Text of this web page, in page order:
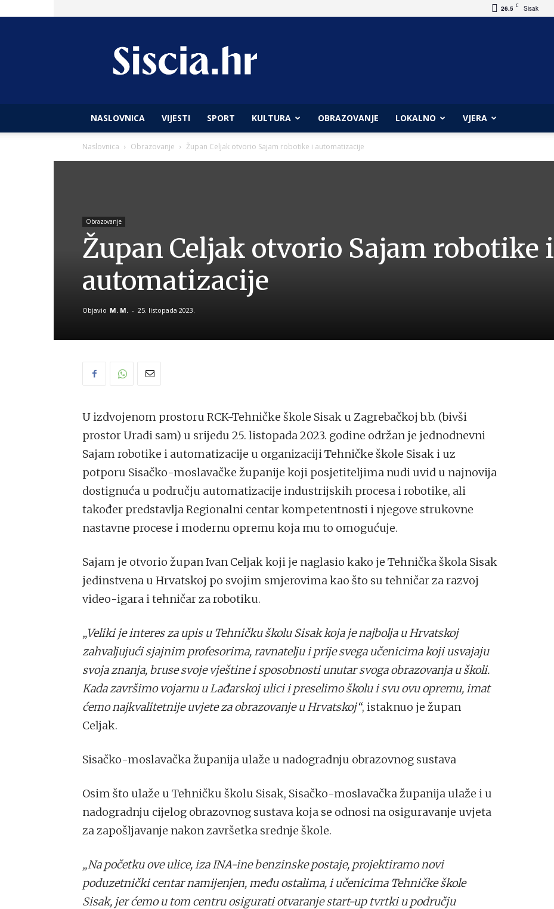
26.5 C Sisak
hr
NASLOVNICA VIJESTI SPORT KULTURA OBRAZOVANJE LOKALNO VJERA
Naslovnica Obrazovanje Župan Celjak otvorio Sajam robotike i automatizacije
Obrazovanje
Župan Celjak otvorio Sajam robotike i
automatizacije
Objavio M. M. - 25. listopada 2023.
U izdvojenom prostoru RCK-Tehničke škole Sisak u Zagrebačkoj b.b. (bivši
prostor Uradi sam) u srijedu 25. listopada 2023. godine održan je jednodnevni
Sajam robotike i automatizacije u organizaciji Tehničke škole Sisak i uz
potporu Sisačko-moslavačke županije koji posjetiteljima nudi uvid u najnovija
dostignuća u području automatizacije industrijskih procesa i robotike, ali
također predstavlja Regionalni centar kompetentnosti i njegove strukovne
nastavne procese i modernu opremu koja mu to omogućuje.
Sajam je otvorio župan Ivan Celjak koji je naglasio kako je Tehnička škola Sisak
jedinstvena u Hrvatskoj po svojim smjerovima kao što su tehničar za razvoj
video-igara i tehničar za robotiku.
„Veliki je interes za upis u Tehničku školu Sisak koja je najbolja u Hrvatskoj
zahvaljujući sjajnim profesorima, ravnatelju i prije svega učenicima koji usvajaju
svoja znanja, bruse svoje vještine i sposobnosti unutar svoga obrazovanja u školi.
Kada završimo vojarnu u Lađarskoj ulici i preselimo školu i svu ovu opremu, imat
ćemo najkvalitetnije uvjete za obrazovanje u Hrvatskoj“, istaknuo je župan
Celjak.
Sisačko-moslavačka županija ulaže u nadogradnju obrazovnog sustava
Osim što ulaže u Tehničku školu Sisak, Sisačko-moslavačka županija ulaže i u
nadogradnju cijelog obrazovnog sustava koja se odnosi na osiguravanje uvjeta
za zapošljavanje nakon završetka srednje škole.
„Na početku ove ulice, iza INA-ine benzinske postaje, projektiramo novi
poduzetnički centar namijenjen, među ostalima, i učenicima Tehničke škole
Sisak, jer ćemo u tom centru osigurati otvaranje start-up tvrtki u području